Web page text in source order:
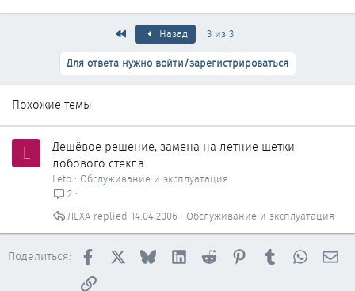
ПервыйНазад
3 из 3
Для ответа нужно войти/зарегистрироваться
Похожие темы
L
Дешёвое решение, замена на летние щетки
лобового стекла.
Leto
Обслуживание и эксплуатация
2
Обслуживание и эксплуатация
14.04.2006
ЛЕХА
Поделиться: Facebook BlueskyLinkedInReddit PinterestTumblr
Ссылка